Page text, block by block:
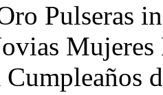
Pulseras